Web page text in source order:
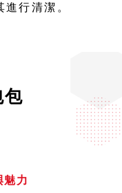
行清潔。
包
魅力